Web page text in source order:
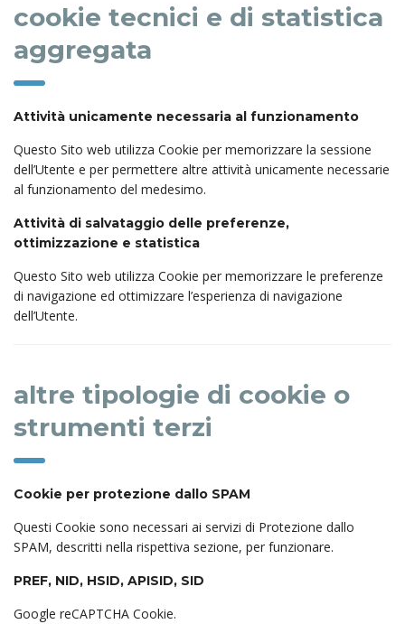
cookie tecnici e di statistica
aggregata
Attività unicamente necessaria al funzionamento
Questo Sito web utilizza Cookie per memorizzare la sessione
dell’Utente e per permettere altre attività unicamente necessarie
al funzionamento del medesimo.
Attività di salvataggio delle preferenze,
ottimizzazione e statistica
Questo Sito web utilizza Cookie per memorizzare le preferenze
di navigazione ed ottimizzare l’esperienza di navigazione
dell’Utente.
altre tipologie di cookie o
strumenti terzi
Cookie per protezione dallo SPAM
Questi Cookie sono necessari ai servizi di Protezione dallo
SPAM, descritti nella rispettiva sezione, per funzionare.
PREF, NID, HSID, APISID, SID
Google reCAPTCHA Cookie.